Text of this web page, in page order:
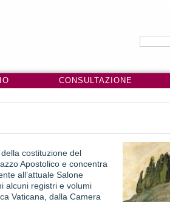
CONSULTAZIONE
costituzione del
Apostolico e concentra
all’attuale Salone
alcuni registri e volumi
Vaticana, dalla Camera